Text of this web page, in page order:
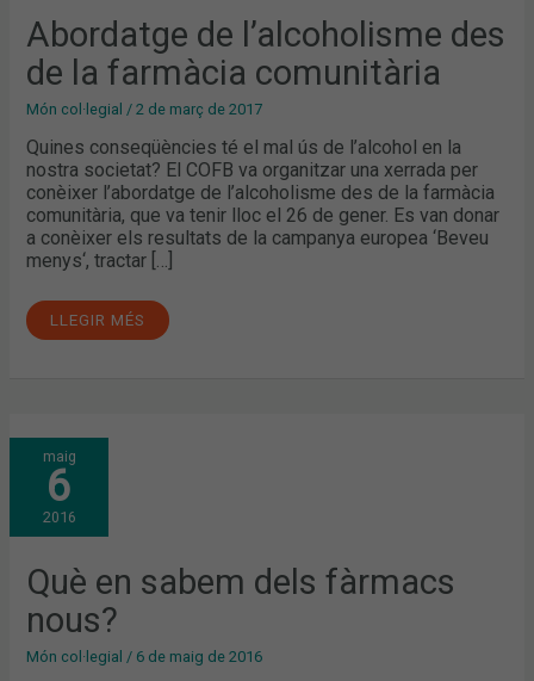
Abordatge de l’alcoholisme des
de la farmàcia comunitària
Món col·legial /2 de març de 2017
Quines conseqüències té el mal ús de l’alcohol en la
nostra societat? El COFB va organitzar una xerrada per
conèixer l’abordatge de l’alcoholisme des de la farmàcia
comunitària, que va tenir lloc el 26 de gener. Es van donar
a conèixer els resultats de la campanya europea ‘Beveu
menys‘, tractar […]
LLEGIR MÉS
maig
6
2016
Què en sabem dels fàrmacs
nous?
Món col·legial / 6 de maig de 2016
QUÈ
EN
SABEM
DELS
FÀRMACS
NOUS?